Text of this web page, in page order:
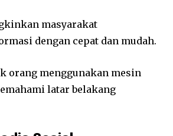
masyarakat
dengan cepat dan mudah.
orang menggunakan mesin
latar belakang